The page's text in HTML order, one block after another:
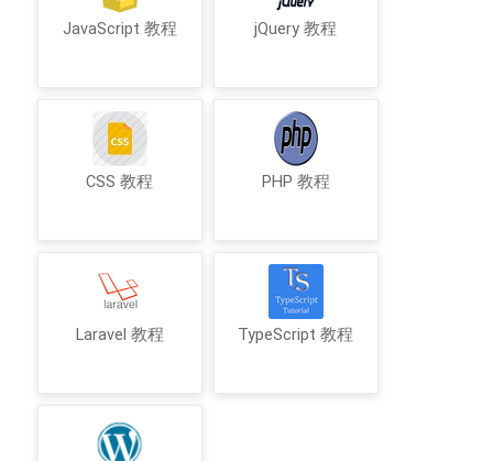
JavaScript 教程 jQuery 教程
CSS 教程 PHP 教程
Laravel 教程 TypeScript 教程